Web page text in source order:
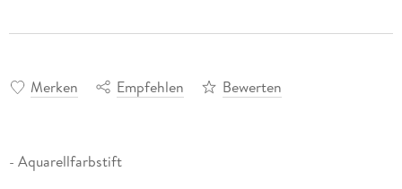
Merken Empfehlen Bewerten
- Aquarellfarbstift